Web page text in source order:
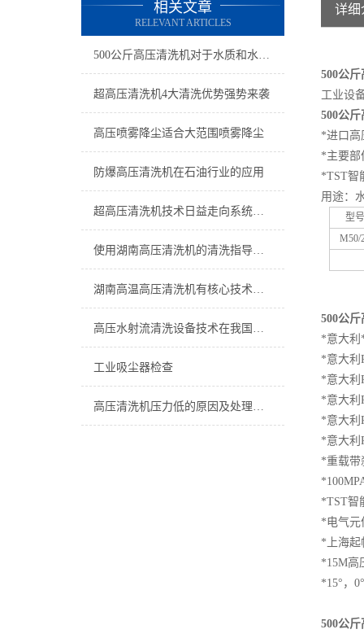
相关文章
RELEVANT ARTICLES
500公斤高压清洗机对于水质和水源有要求么?
超高压清洗机4大清洗优势强势来袭
高压喷雾降尘适合大范围喷雾降尘
防爆高压清洗机在石油行业的应用
超高压清洗机技术日益走向系统专业化
使用湖南高压清洗机的清洗指导建议
湖南高温高压清洗机有核心技术和自有技术
高压水射流清洗设备技术在我国的普及应用是必然趋势
工业吸尘器检查
高压清洗机压力低的原因及处理办法
详细
500公斤
工业设
500公斤
*进口高
*主要部
*TST智
用途：
型号
M50/
500公斤
*意大
*意大利
*意大利
*意大利
*意大利
*意大利
*重载带
*TST智
*电气元
* 上海
*15M高
*15°， 0
500公斤